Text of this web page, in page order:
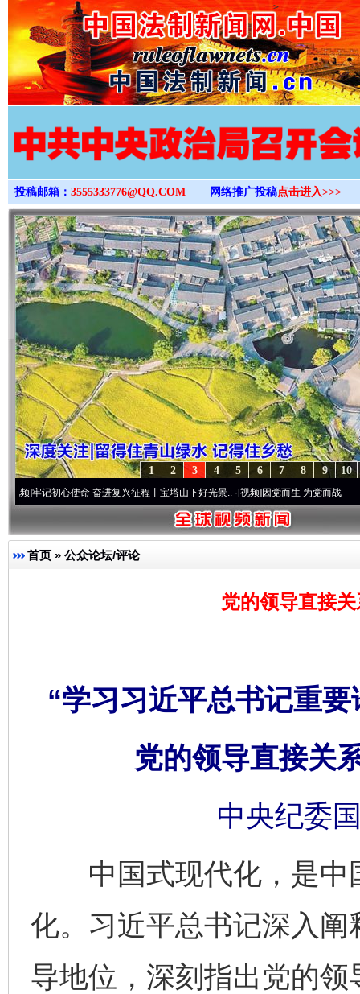
>
投稿邮箱： 3555333776@QQ.COM 网络推广投稿点击进入>>>
10
9
8
7
6
5
4
3
2
1
心使命 奋进复兴征程丨宝塔山下好光景..·[视频]因党而生 为党而战——百年“纪”事
首页 » 公众论坛/评论
党的领导直接
“学习习近平总书记重
党的领导直接关
中央纪委
中国式现代化，是中
化。习近平总书记深入
导地位，深刻指出党的